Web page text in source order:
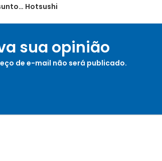
Hotsushi
sua opinião
de e-mail não será publicado.